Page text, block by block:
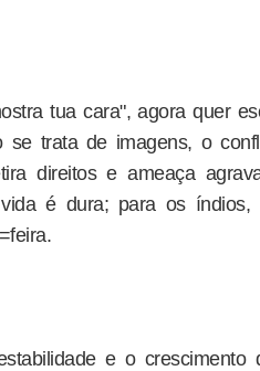
tua cara", agora quer
se trata de imagens, o
direitos e ameaça
é dura; para os índios,
e o crescimento